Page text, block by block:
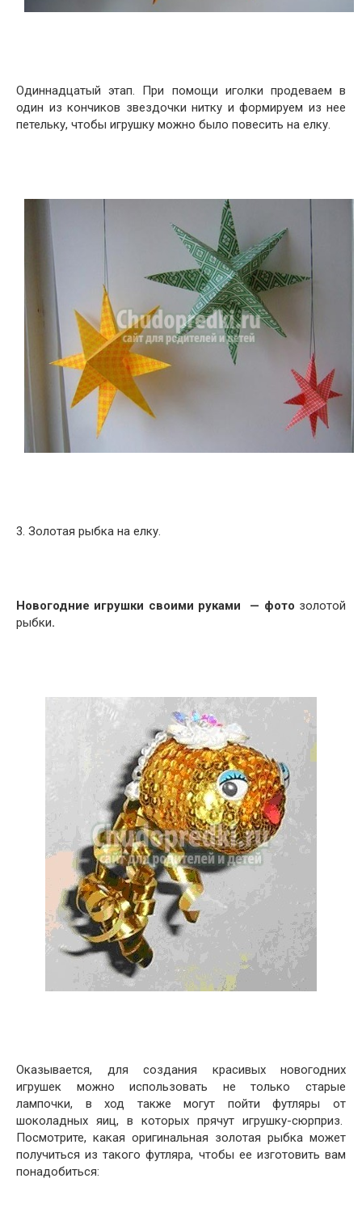
Одиннадцатый этап. При помощи иголки продеваем в
один из кончиков звездочки нитку и формируем из нее
петельку, чтобы игрушку можно было повесить на елку.
3. Золотая рыбка на елку.
Новогодние игрушки своими руками — фото золотой
рыбки.
Оказывается, для создания красивых новогодних
игрушек можно использовать не только старые
лампочки, в ход также могут пойти футляры от
шоколадных яиц, в которых прячут игрушку-сюрприз.
Посмотрите, какая оригинальная золотая рыбка может
получиться из такого футляра, чтобы ее изготовить вам
понадобиться: